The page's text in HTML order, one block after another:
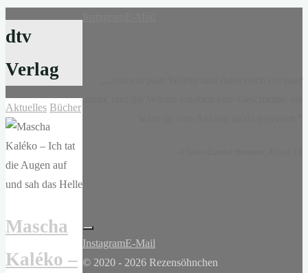
dtv
Verlag
Aktuelles Bücher
Mascha
Kaléko –
InstagramE-Mail
© 2020 - 2026 Rezensöhnchen